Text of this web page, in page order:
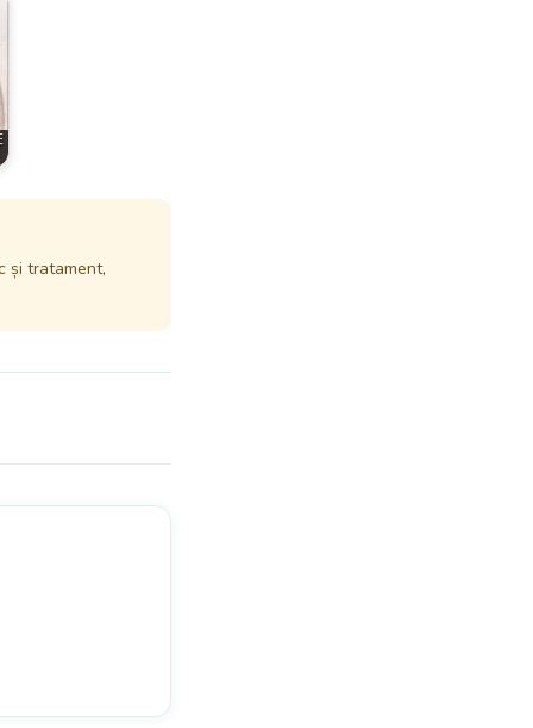
și tratament,